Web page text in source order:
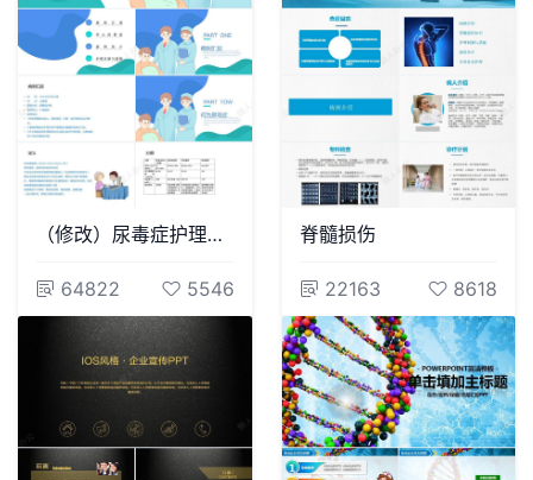
（修改）尿毒症护理查房3063)
64822 5546
脊髓损伤
22163 8618